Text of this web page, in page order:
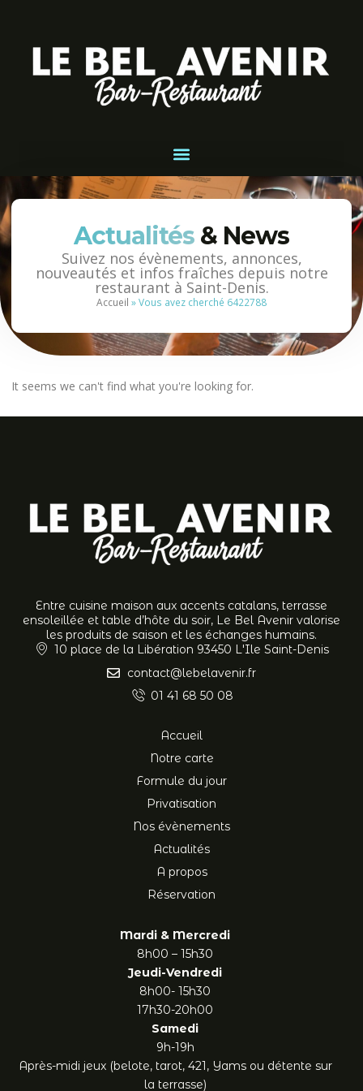
Actualités & News
Suivez nos évènements, annonces,
nouveautés et infos fraîches depuis notre
restaurant à Saint-Denis.
Accueil »Vous avez cherché 6422788
It seems we can't find what you're looking for.
Entre cuisine maison aux accents catalans, terrasse
ensoleillée et table d’hôte du soir, Le Bel Avenir valorise
les produits de saison et les échanges humains.
10 place de la Libération 93450 L'Ile Saint-Denis
contact@lebelavenir.fr
01 41 68 50 08
Accueil
Notre carte
Formule du jour
Privatisation
Nos évènements
Actualités
A propos
Réservation
Mardi & Mercredi
8h00 – 15h30
Jeudi-Vendredi
8h00- 15h30
17h30-20h00
Samedi
9h-19h
Après-midi jeux (belote, tarot, 421, Yams ou détente sur
la terrasse)